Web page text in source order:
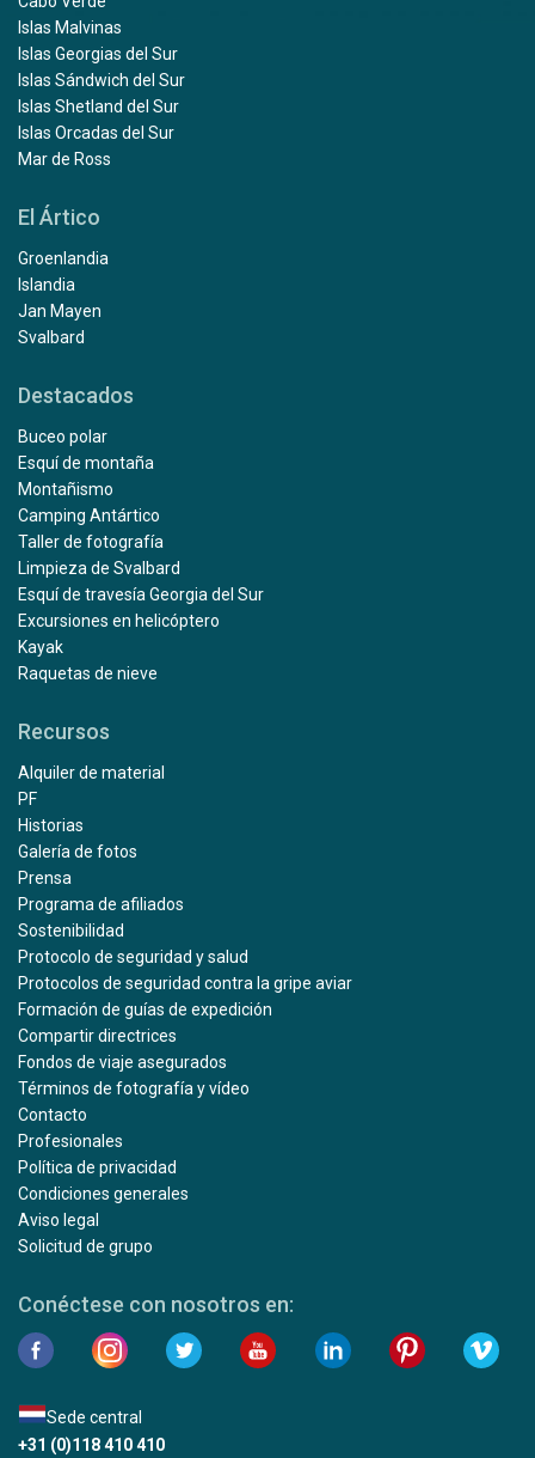
Islas Malvinas
Islas Georgias del Sur
Islas Sándwich del Sur
Islas Shetland del Sur
Islas Orcadas del Sur
Mar de Ross
El Ártico
Groenlandia
Islandia
Jan Mayen
Svalbard
Destacados
Buceo polar
Esquí de montaña
Montañismo
Camping Antártico
Taller de fotografía
Limpieza de Svalbard
Esquí de travesía Georgia del Sur
Excursiones en helicóptero
Kayak
Raquetas de nieve
Recursos
Alquiler de material
PF
Historias
Galería de fotos
Prensa
Programa de afiliados
Sostenibilidad
Protocolo de seguridad y salud
Protocolos de seguridad contra la gripe aviar
Formación de guías de expedición
Compartir directrices
Fondos de viaje asegurados
Términos de fotografía y vídeo
Contacto
Profesionales
Política de privacidad
Condiciones generales
Aviso legal
Solicitud de grupo
Conéctese con nosotros en:
Sede central
+31 (0)118 410 410